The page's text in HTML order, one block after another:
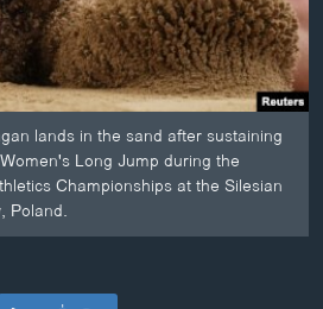
lands in the sand after sustaining
Long Jump during the
Championships at the Silesian
Poland.